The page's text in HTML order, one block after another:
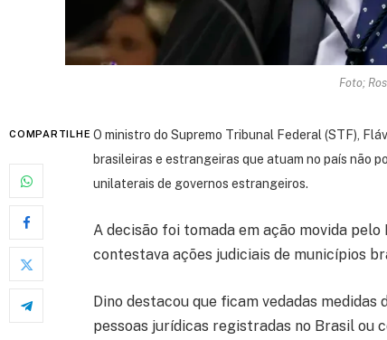
Foto;
COMPARTILHE O ministro do Supremo Tribunal Federal (STF),
brasileiras e estrangeiras que atuam no país não
unilaterais de governos estrangeiros.
A decisão foi tomada em ação movida
contestava ações judiciais de municípios
Dino destacou que ficam vedadas
pessoas jurídicas registradas no Brasil ou